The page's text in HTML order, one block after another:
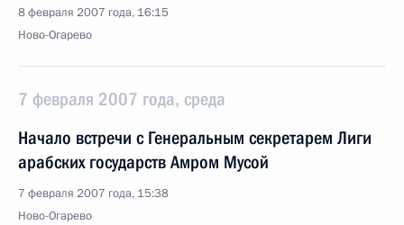
8 февраля 2007 года, 16:15
Ново-Огарево
7 февраля 2007 года, среда
Начало встречи с Генеральным секретарем Лиги
арабских государств Амром Мусой
7 февраля 2007 года, 15:38
Ново-Огарево